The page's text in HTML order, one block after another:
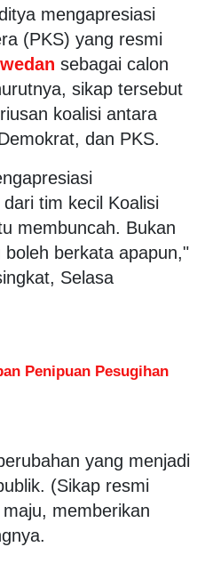
mengapresiasi
(PKS) yang resmi
sebagai calon
sikap tersebut
koalisi antara
dan PKS.
tim kecil Koalisi
membuncah. Bukan
boleh berkata apapun,"
Selasa
Penipuan Pesugihan
yang menjadi
(Sikap resmi
memberikan